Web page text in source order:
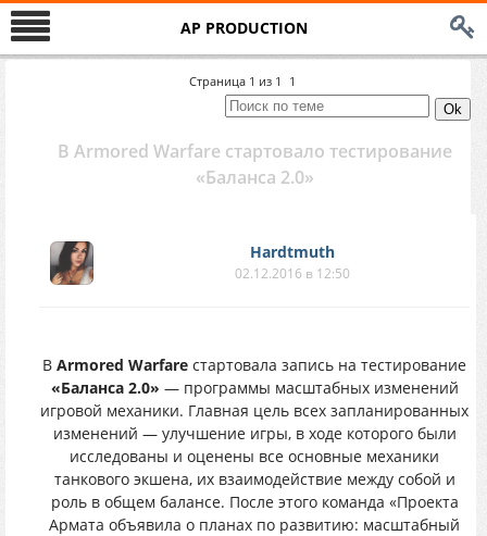
AP PRODUCTION
Страница 1 из 1 1
В Armored Warfare стартовало тестирование
«Баланса 2.0»
Hardtmuth
02.12.2016 в 12:50
В Armored Warfare стартовала запись на тестирование
«Баланса 2.0» — программы масштабных изменений
игровой механики. Главная цель всех запланированных
изменений — улучшение игры, в ходе которого были
исследованы и оценены все основные механики
танкового экшена, их взаимодействие между собой и
роль в общем балансе. После этого команда «Проекта
Армата объявила о планах по развитию: масштабный